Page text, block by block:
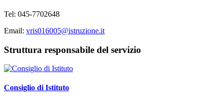
Tel: 045-7702648
Email: vris016005@istruzione.it
Struttura responsabile del servizio
Consiglio di Istituto